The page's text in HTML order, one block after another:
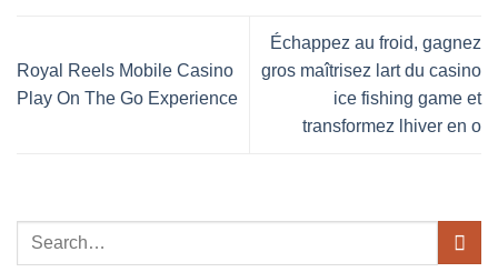
Royal Reels Mobile Casino
Play On The Go Experience
Échappez au froid, gagnez
gros maîtrisez lart du casino
ice fishing game et
transformez lhiver en o